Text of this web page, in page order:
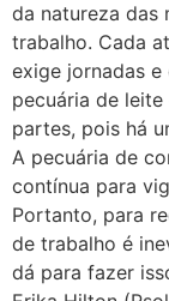
da natureza das
trabalho. Cada
exige jornadas e
pecuária de
partes, pois há
A pecuária de
contínua para
Portanto, para
de trabalho é
dá para fazer